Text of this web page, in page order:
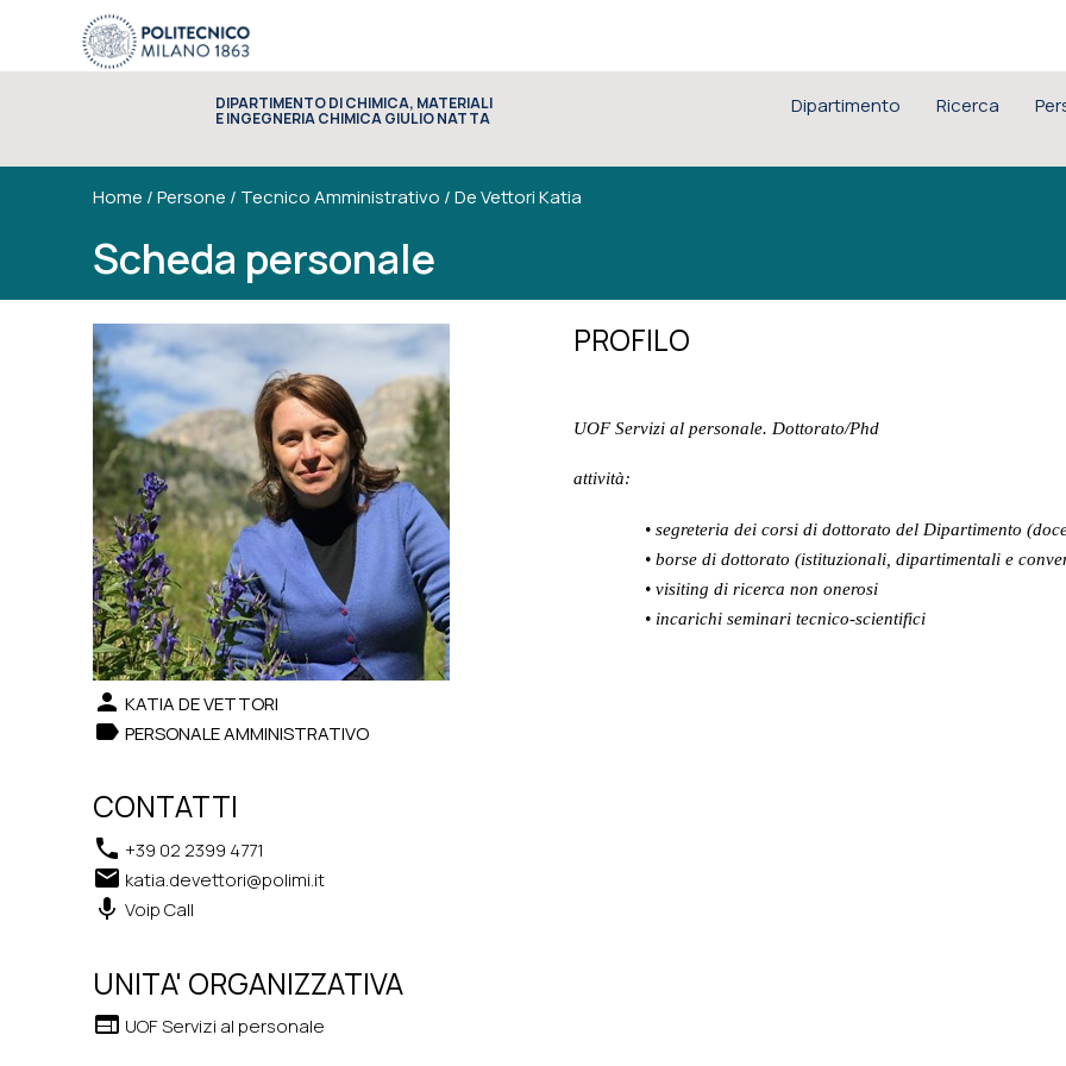
DIPARTIMENTO DI CHIMICA, MATERIALI
E INGEGNERIA CHIMICA GIULIO NATTA
Dipartimento Ricerca
Home /Persone / Tecnico Amministrativo /De Vettori Katia
Scheda personale
person KATIA DE VETTORI
label PERSONALE AMMINISTRATIVO
CONTATTI
phone +39 02 2399 4771
email katia.devettori@polimi.it
keyboard_voice Voip Call
UNITA' ORGANIZZATIVA
web UOF Servizi al personale
PROFILO
UOF Servizi al personale. Dottorato/Phd
attività:
• segreteria dei corsi di dottorato del Dipartimento
• borse di dottorato (istituzionali, dipartimentali e
• visiting di ricerca non onerosi
• incarichi seminari tecnico-scientifici